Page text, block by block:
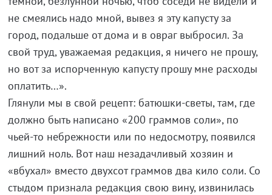
не смеялись надо мной, вывез я эту капусту за
город, подальше от дома и в овраг выбросил. За
свой труд, уважаемая редакция, я ничего не прошу,
но вот за испорченную капусту прошу мне расходы
оплатить…».
Глянули мы в свой рецепт: батюшки-светы, там, где
должно быть написано «200 граммов соли», по
чьей-то небрежности или по недосмотру, появился
лишний ноль. Вот наш незадачливый хозяин и
«вбухал» вместо двухсот граммов два кило соли. Со
стыдом признала редакция свою вину, извинилась